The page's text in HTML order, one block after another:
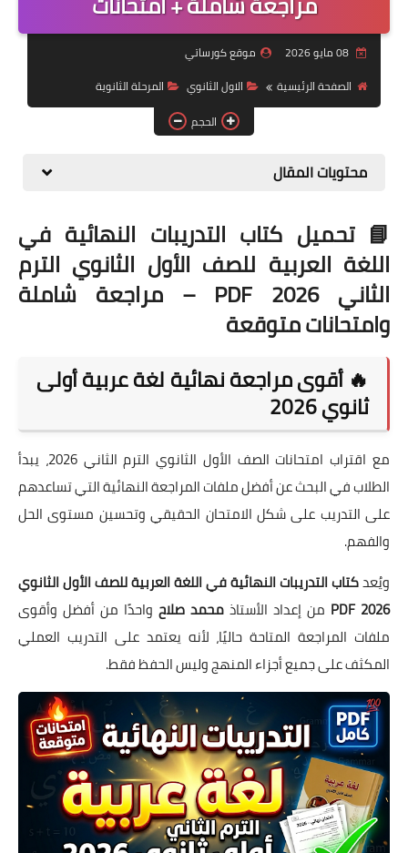
موضوعات
تكنولوجيا
صحة
08 مايو 2026
موقع كورساتي
الصفحة الرئيسية
الاول الثانوي
المرحلة الثانوية
الحجم
محتويات المقال
📘 تحميل كتاب التدريبات النهائية في
اللغة العربية للصف الأول الثانوي الترم
الثاني 2026 PDF – مراجعة شاملة
وامتحانات متوقعة
🔥 أقوى مراجعة نهائية لغة عربية أولى
ثانوي 2026
مع اقتراب امتحانات الصف الأول الثانوي الترم الثاني 2026، يبدأ
الطلاب في البحث عن أفضل ملفات المراجعة النهائية التي تساعدهم
على التدريب على شكل الامتحان الحقيقي وتحسين مستوى الحل
والفهم.
ويُعدكتاب التدريبات النهائية في اللغة العربية للصف الأول الثانوي
2026 PDF
من إعداد الأستاذ محمد صلاح واحدًا من أفضل وأقوى
ملفات المراجعة المتاحة حاليًا، لأنه يعتمد على التدريب العملي
المكثف على جميع أجزاء المنهج وليس الحفظ فقط.